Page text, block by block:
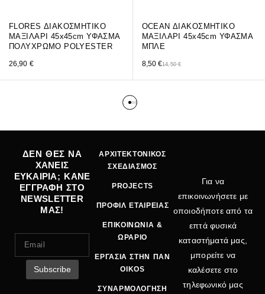
FLORES ΔΙΑΚΟΣΜΗΤΙΚΟ
ΜΑΞΙΛΑΡΙ 45x45cm ΥΦΑΣΜΑ
ΠΟΛΥΧΡΩΜΟ POLYESTER
26,90 €
OCEAN ΔΙΑΚΟΣΜΗΤΙΚΟ
ΜΑΞΙΛΑΡΙ 45x45cm ΥΦΑΣΜΑ
ΜΠΛΕ
14,50€
8,50€
ΔΕΝ ΘΕΣ ΝΑ
ΧΑΝΕΙΣ
ΕΥΚΑΙΡΙΑ; ΚΑΝΕ
ΕΓΓΡΑΦΗ ΣΤΟ
NEWSLETTER
ΜΑΣ!
ΑΡΧΙΤΕΚΤΟΝΙΚΟΣ
ΣΧΕΔΙΑΣΜΟΣ
PROJECTS
ΠΡΟΦΙΛ ΕΤΑΙΡΕΙΑΣ
ΕΠΙΚΟΙΝΩΝΙΑ &
ΩΡΑΡΙΟ
ΕΡΓΑΣΙΑ ΣΤΗΝ ΠΑΝ
OIKOS
ΣΥΝΑΡΜΟΛΟΓΗΣΗ
Για να
επικοινωνήσετε με
οποιοδήποτε από τα
επτά φυσικά
καταστήματά μας,
μπορείτε να
καλέσετε στο
τηλεφωνικό μας